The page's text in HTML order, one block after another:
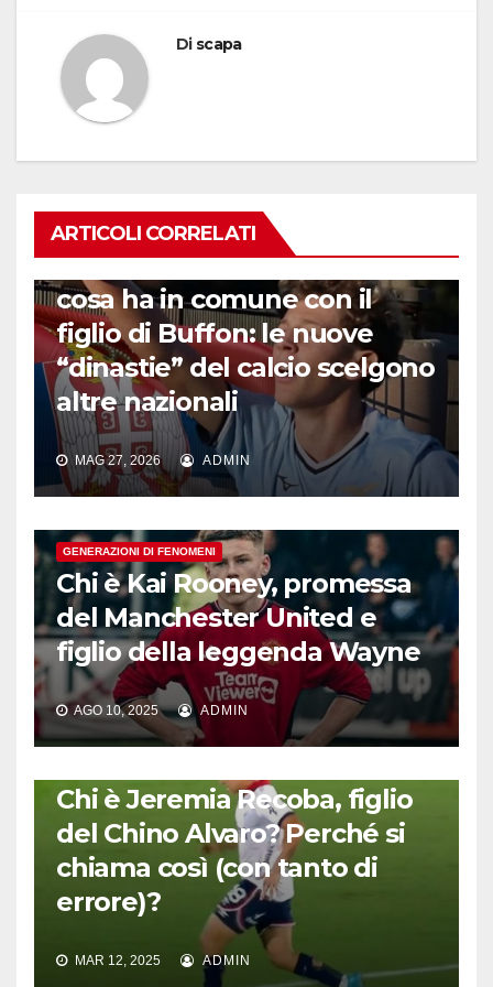
Di scapa
ARTICOLI CORRELATI
GENERAZIONI DI FENOMENI
Chi è il nipote di Materazzi e
cosa ha in comune con il
figlio di Buffon: le nuove
“dinastie” del calcio scelgono
altre nazionali
MAG 27, 2026 ADMIN
GENERAZIONI DI FENOMENI
Chi è Kai Rooney, promessa
del Manchester United e
figlio della leggenda Wayne
AGO 10, 2025 ADMIN
Chi è Jeremia Recoba, figlio
del Chino Alvaro? Perché si
chiama così (con tanto di
errore)?
MAR 12, 2025 ADMIN